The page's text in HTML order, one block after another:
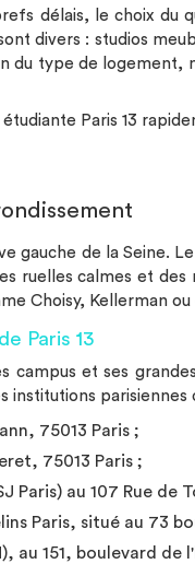
délais, le choix du
divers : studios
du type de
Paris 13
gauche de la Seine.
ruelles calmes et
Choisy, Kellerman
Paris 13
campus et ses
institutions parisiennes
75013 Paris ;
75013 Paris ;
Paris) au 107 Rue de
Paris, situé au 73
au 151, boulevard de